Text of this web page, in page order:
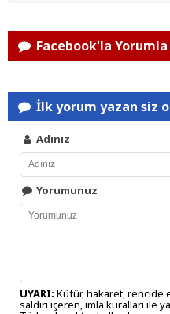
Facebook'la Yorumla
İlk yorum yazan siz
Adınız
Yorumunuz
UYARI: Küfür, hakaret, rencide
saldırı içeren, imla kuralları ile